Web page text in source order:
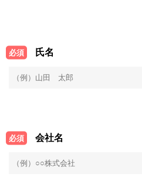
氏名
必須
会社名
必須